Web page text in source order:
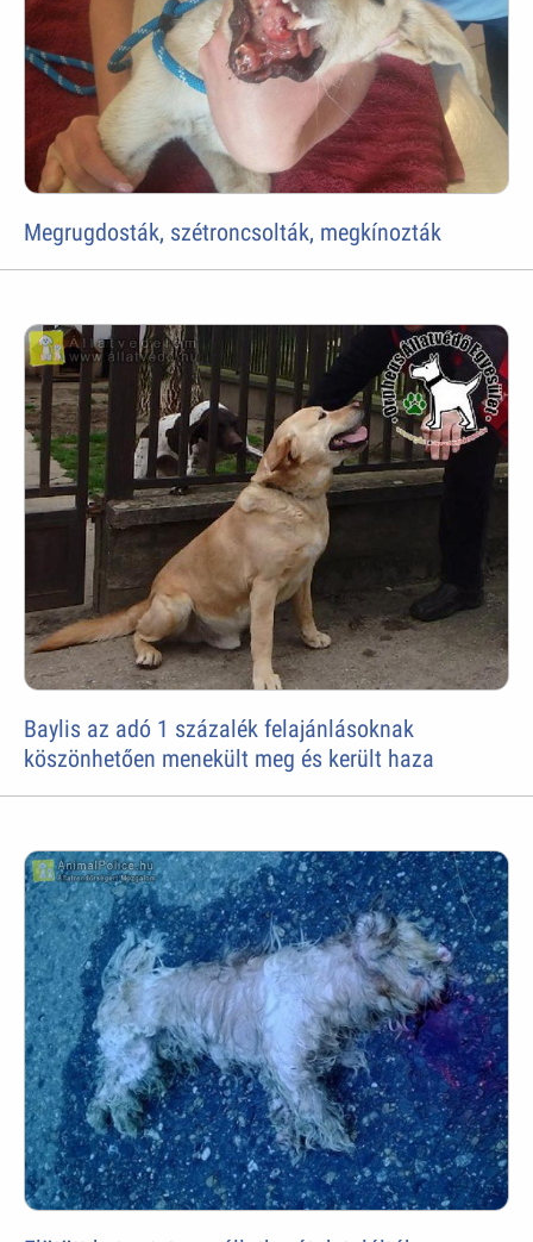
Megrugdosták, szétroncsolták, megkínozták
Baylis az adó 1 százalék felajánlásoknak
köszönhetően menekült meg és került haza